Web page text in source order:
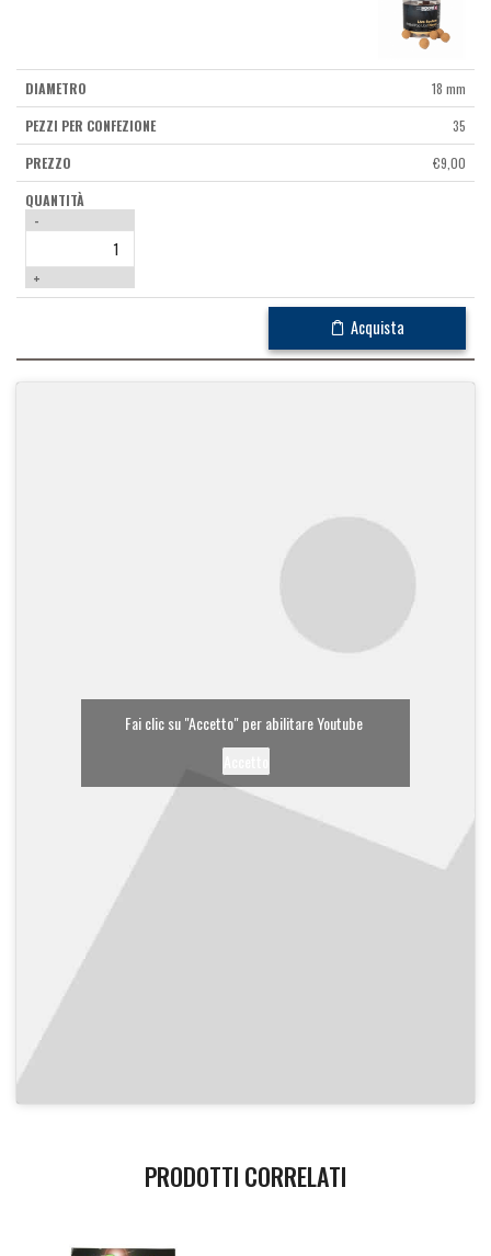
18 mm
35
€9,00
-
+
Acquista
Fai clic su "Accetto" per abilitare Youtube
PRODOTTI CORRELATI